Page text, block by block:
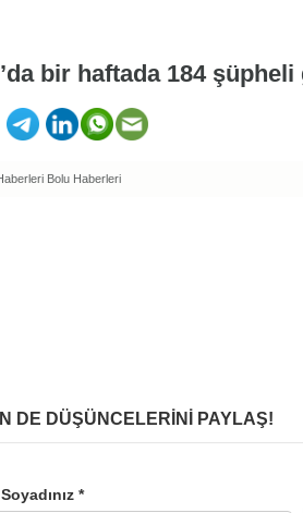
Bolu Haberleri
DE DÜŞÜNCELERİNİ PAYLAŞ!
*